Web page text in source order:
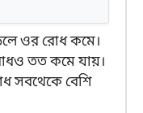
ওর রোধ কমে।
তত কমে যায়।
সবথেকে বেশি